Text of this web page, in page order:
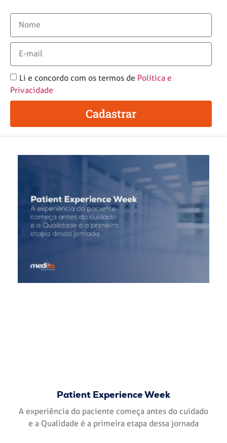
Li e concordo com os termos de Política e
Privacidade
Cadastrar
Patient Experience Week
A experiência do paciente começa antes do cuidado
e a Qualidade é a primeira etapa dessa jornada